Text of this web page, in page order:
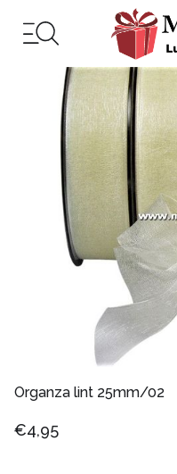
Organza lint 25mm/02
€4,95